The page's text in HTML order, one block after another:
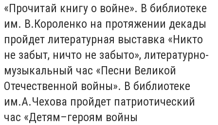
«Прочитай книгу о войне». В библиотеке
им. В.Короленко на протяжении декады
пройдет литературная выставка «Никто
не забыт, ничто не забыто», литературно-
музыкальный час «Песни Великой
Отечественной войны». В библиотеке
им.А.Чехова пройдет патриотический
час «Детям–героям войны